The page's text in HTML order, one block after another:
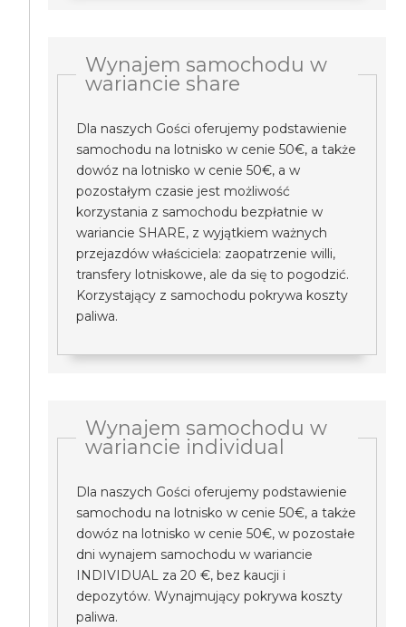
Wynajem samochodu w
wariancie share
Dla naszych Gości oferujemy podstawienie
samochodu na lotnisko w cenie 50€, a także
dowóz na lotnisko w cenie 50€, a w
pozostałym czasie jest możliwość
korzystania z samochodu bezpłatnie w
wariancie SHARE, z wyjątkiem ważnych
przejazdów właściciela: zaopatrzenie willi,
transfery lotniskowe, ale da się to pogodzić.
Korzystający z samochodu pokrywa koszty
paliwa.
Wynajem samochodu w
wariancie individual
Dla naszych Gości oferujemy podstawienie
samochodu na lotnisko w cenie 50€, a także
dowóz na lotnisko w cenie 50€, w pozostałe
dni wynajem samochodu w wariancie
INDIVIDUAL za 20 €, bez kaucji i
depozytów. Wynajmujący pokrywa koszty
paliwa.